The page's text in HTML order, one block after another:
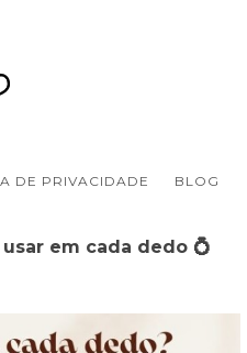
DE PRIVACIDADE BLOG
em cada dedo 💍